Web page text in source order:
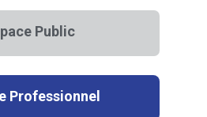
Public
Professionnel